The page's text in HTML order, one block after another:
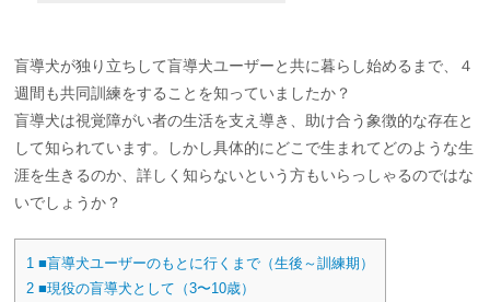
盲導犬が独り立ちして盲導犬ユーザーと共に暮らし始めるまで、４
週間も共同訓練をすることを知っていましたか？
盲導犬は視覚障がい者の生活を支え導き、助け合う象徴的な存在と
して知られています。しかし具体的にどこで生まれてどのような生
涯を生きるのか、詳しく知らないという方もいらっしゃるのではな
いでしょうか？
1 ■盲導犬ユーザーのもとに行くまで（生後～訓練期）
2 ■現役の盲導犬として（3〜10歳）